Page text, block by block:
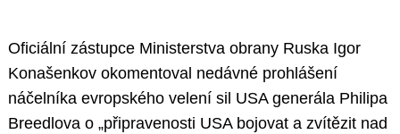
Oficiální zástupce Ministerstva obrany Ruska Igor
Konašenkov okomentoval nedávné prohlášení
náčelníka evropského velení sil USA generála Philipa
Breedlova o „připravenosti USA bojovat a zvítězit nad